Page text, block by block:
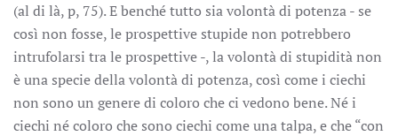
(al di là, p, 75). E benché tutto sia volontà di potenza - se
così non fosse, le prospettive stupide non potrebbero
intrufolarsi tra le prospettive -, la volontà di stupidità non
è una specie della volontà di potenza, così come i ciechi
non sono un genere di coloro che ci vedono bene. Né i
ciechi né coloro che sono ciechi come una talpa, e che “con